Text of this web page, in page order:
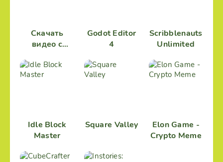
Скачать
видео с
Godot Editor
4
Scribblenauts
Unlimited
Idle Block
Master
Square Valley
Elon Game -
Crypto Meme